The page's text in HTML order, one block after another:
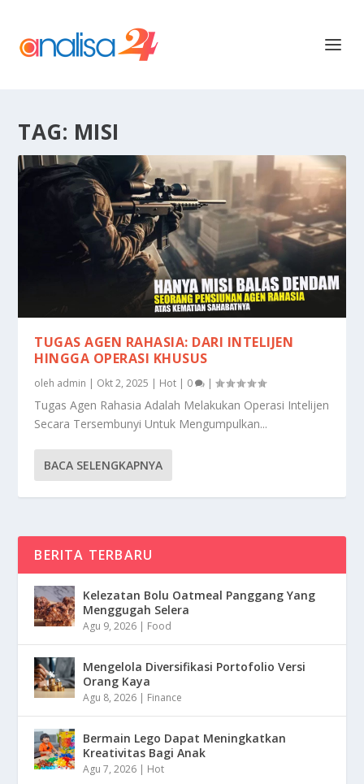
TAG: MISI
TUGAS AGEN RAHASIA: DARI INTELIJEN
HINGGA OPERASI KHUSUS
oleh admin | Okt 2, 2025 | Hot | 0 |
Tugas Agen Rahasia Adalah Melakukan Operasi Intelijen
Secara Tersembunyi Untuk Mengumpulkan...
BACA SELENGKAPNYA
BERITA TERBARU
Kelezatan Bolu Oatmeal Panggang Yang
Menggugah Selera
Agu 9, 2026 | Food
Mengelola Diversifikasi Portofolio Versi
Orang Kaya
Agu 8, 2026 | Finance
Bermain Lego Dapat Meningkatkan
Kreativitas Bagi Anak
Agu 7, 2026 | Hot